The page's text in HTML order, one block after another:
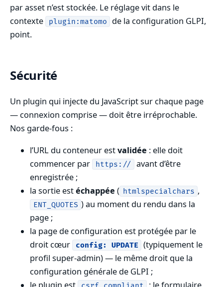
par asset n’est stockée. Le réglage vit dans le
contexte
plugin:matomo
de la configuration GLPI,
point.
Sécurité
Un plugin qui injecte du JavaScript sur chaque page
— connexion comprise — doit être irréprochable.
Nos garde-fous :
l’URL du conteneur estvalidée : elle doit
commencer par
https://
avant d’être
enregistrée ;
la sortie estéchappée ( htmlspecialchars ,
ENT_QUOTES ) au moment du rendu dans la
page ;
la page de configuration est protégée par le
droit cœur
config: UPDATE
(typiquement le
profil super-admin) — le même droit que la
configuration générale de GLPI ;